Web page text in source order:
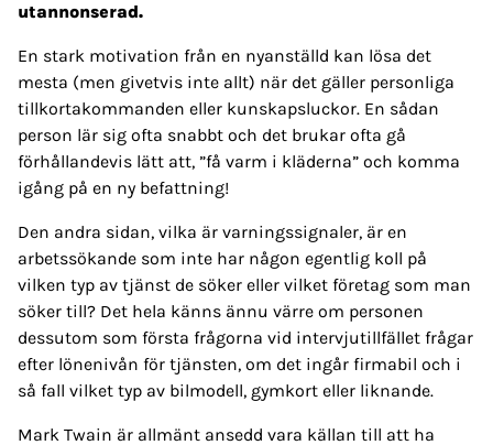
utannonserad.
En stark motivation från en nyanställd kan lösa det
mesta (men givetvis inte allt) när det gäller personliga
tillkortakommanden eller kunskapsluckor. En sådan
person lär sig ofta snabbt och det brukar ofta gå
förhållandevis lätt att, ”få varm i kläderna” och komma
igång på en ny befattning!
Den andra sidan, vilka är varningssignaler, är en
arbetssökande som inte har någon egentlig koll på
vilken typ av tjänst de söker eller vilket företag som man
söker till? Det hela känns ännu värre om personen
dessutom som första frågorna vid intervjutillfället frågar
efter lönenivån för tjänsten, om det ingår firmabil och i
så fall vilket typ av bilmodell, gymkort eller liknande.
Mark Twain är allmänt ansedd vara källan till att ha